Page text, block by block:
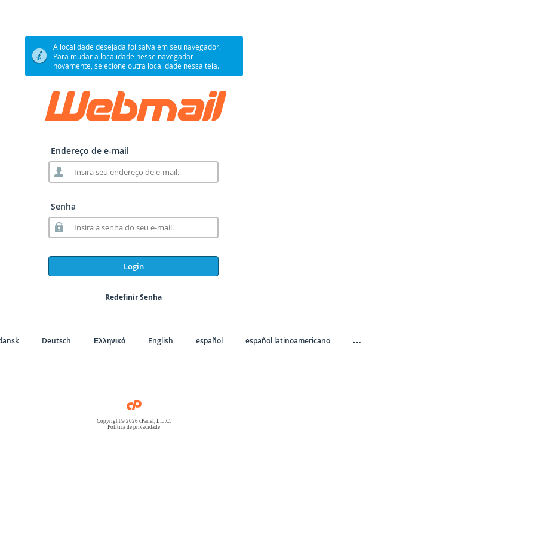
A localidade desejada foi salva em seu navegador.
Para mudar a localidade nesse navegador
novamente, selecione outra localidade nessa tela.
Endereço de e-mail
Senha
Login
Redefinir Senha
Deutsch Ελληνικά English español español latinoamericano …
Copyright© 2026 cPanel, L.L.C.
Política de privacidade